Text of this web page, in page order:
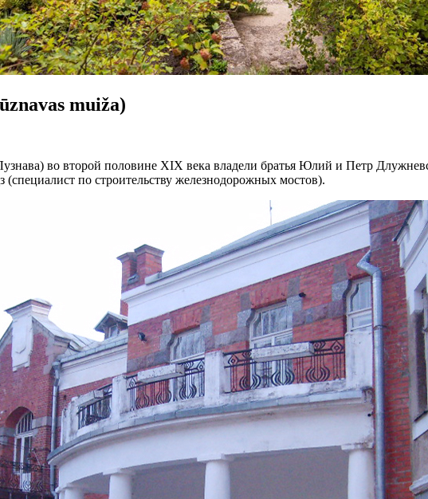
muiža)
во второй половине XIX века владели братья Юлий и Петр
(специалист по строительству железнодорожных мостов).